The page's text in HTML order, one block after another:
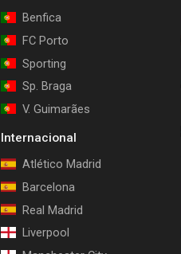
Benfica
FC Porto
Sporting
Sp. Braga
V. Guimarães
Internacional
Atlético Madrid
Barcelona
Real Madrid
Liverpool